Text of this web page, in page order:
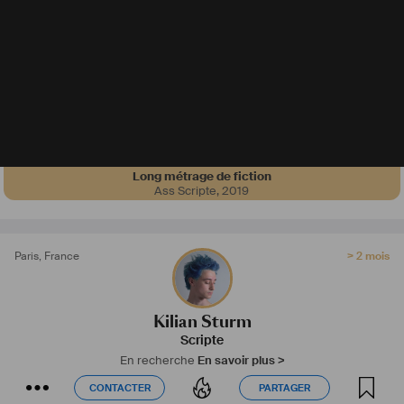
Long métrage de fiction
Ass Scripte,2019
Paris, France > 2 mois
Kilian Sturm
Scripte
En recherche En savoir plus >
CONTACTER PARTAGER
CONTACTER PARTAGER